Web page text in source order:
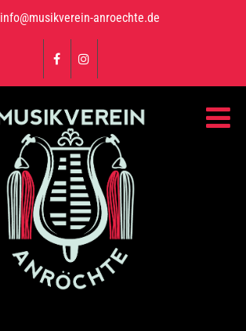
info@musikverein-anroechte.de